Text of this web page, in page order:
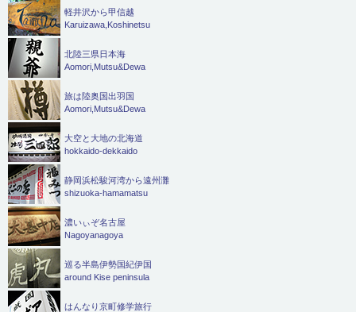
軽井沢から甲信越
Karuizawa,Koshinetsu
北陸三県日本海
Aomori,Mutsu&Dewa
旅は陸奥国出羽国
Aomori,Mutsu&Dewa
大空と大地の北海道
hokkaido-dekkaido
静岡浜松駿河湾から遠州灘
shizuoka-hamamatsu
濃いぃぞ名古屋
Nagoyanagoya
巡る半島伊勢国紀伊国
around Kise peninsula
はんなり京町修学旅行